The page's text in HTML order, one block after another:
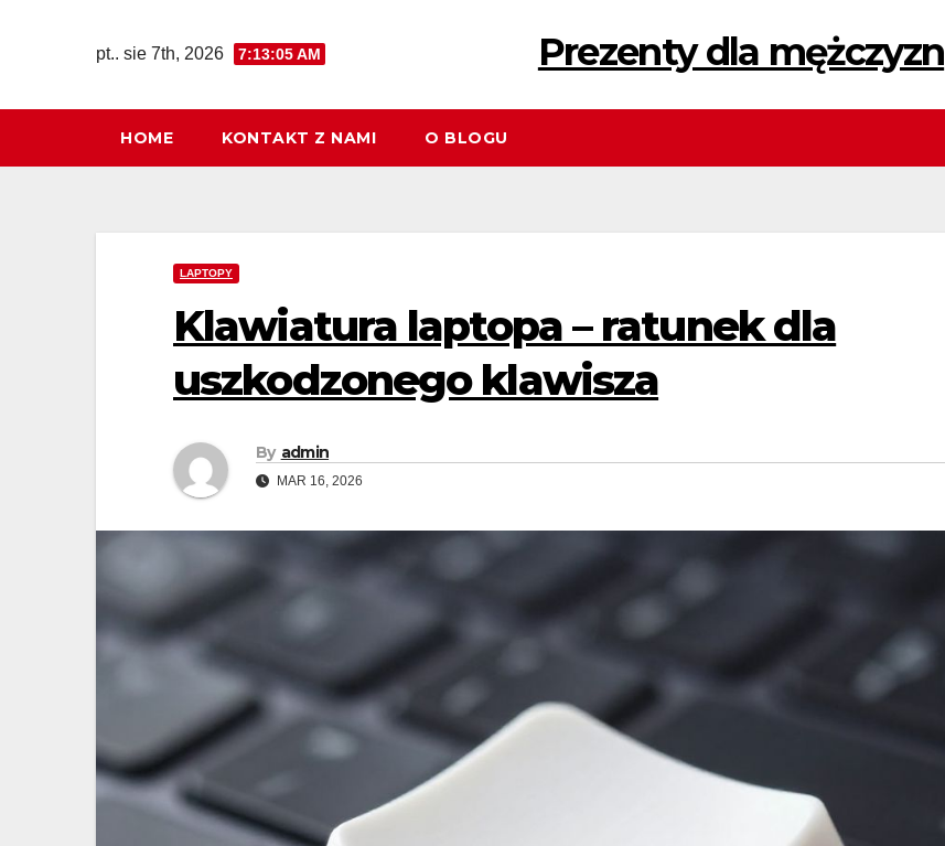
pt.. sie 7th, 2026 7:13:06 AM Prezenty dla mężczyzn
HOME KONTAKT Z NAMI O BLOGU
LAPTOPY
Klawiatura laptopa – ratunek dla
uszkodzonego klawisza
By admin
MAR 16, 2026